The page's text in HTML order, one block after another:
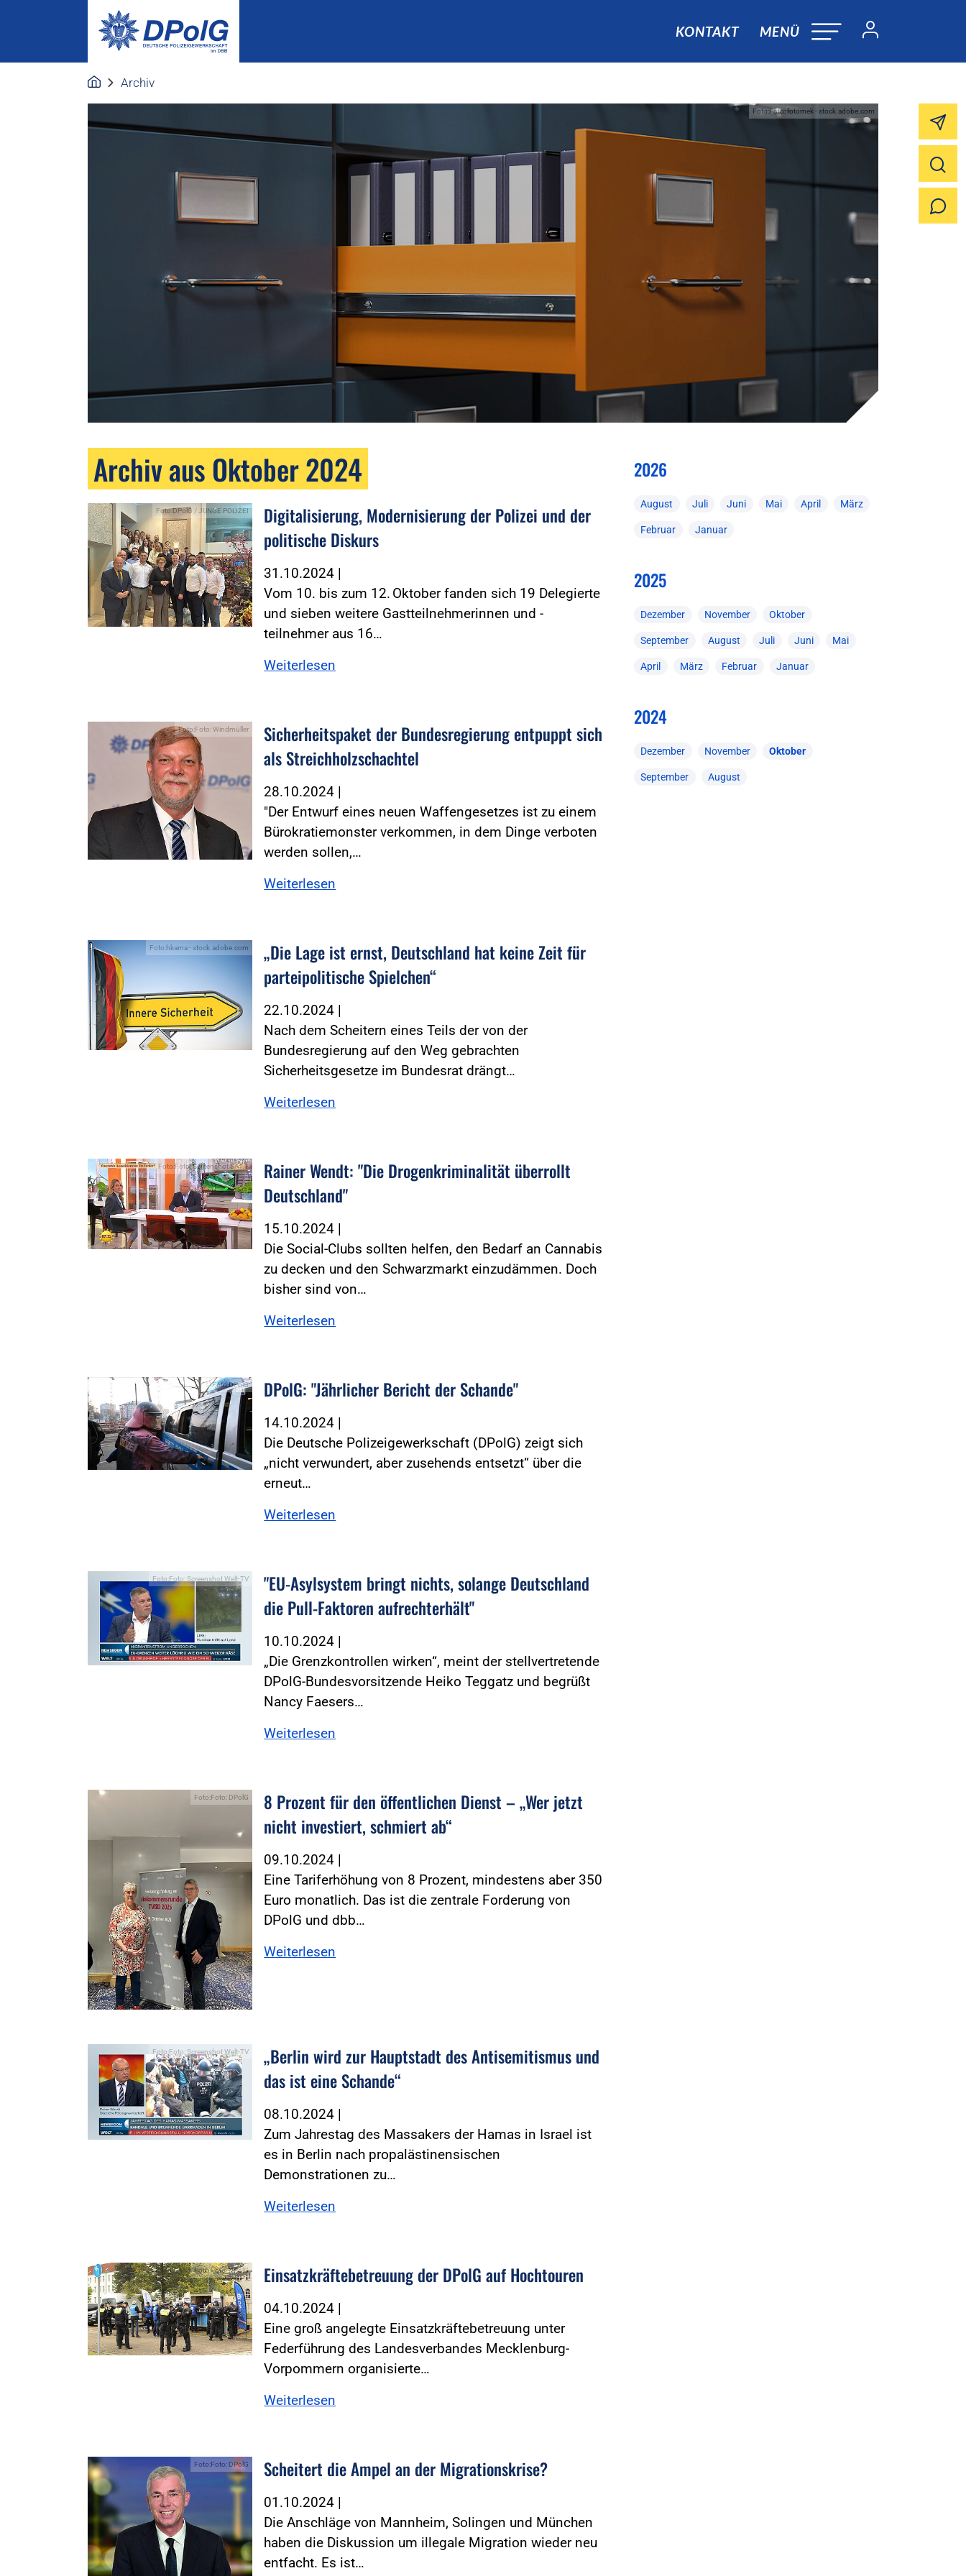
KONTAKT MENÜ
Archiv
Foto:Foto: fotomek - stock.adobe.com
Archiv aus Oktober 2024
Foto:DPolG / JUNGE POLIZEI
Digitalisierung, Modernisierung der Polizei und der
politische Diskurs
31.10.2024 |
Vom 10. bis zum 12. Oktober fanden sich 19 Delegierte
und sieben weitere Gastteilnehmerinnen und -
teilnehmer aus 16…
Weiterlesen
Foto:Foto: Windmüller
Sicherheitspaket der Bundesregierung entpuppt sich
als Streichholzschachtel
28.10.2024 |
"Der Entwurf eines neuen Waffengesetzes ist zu einem
Bürokratiemonster verkommen, in dem Dinge verboten
werden sollen,…
Weiterlesen
Foto:hkama - stock.adobe.com
„Die Lage ist ernst, Deutschland hat keine Zeit für
parteipolitische Spielchen“
22.10.2024 |
Nach dem Scheitern eines Teils der von der
Bundesregierung auf den Weg gebrachten
Sicherheitsgesetze im Bundesrat drängt…
Weiterlesen
Foto:Foto: Screenshot SAT.1
Rainer Wendt: "Die Drogenkriminalität überrollt
Deutschland"
15.10.2024 |
Die Social-Clubs sollten helfen, den Bedarf an Cannabis
zu decken und den Schwarzmarkt einzudämmen. Doch
bisher sind von…
Weiterlesen
Foto:DPolG DPolG: "Jährlicher Bericht der Schande"
14.10.2024 |
Die Deutsche Polizeigewerkschaft (DPolG) zeigt sich
„nicht verwundert, aber zusehends entsetzt“ über die
erneut…
Weiterlesen
Foto:Foto: Screenshot Welt-TV
"EU-Asylsystem bringt nichts, solange Deutschland
die Pull-Faktoren aufrechterhält"
10.10.2024 |
„Die Grenzkontrollen wirken“, meint der stellvertretende
DPolG-Bundesvorsitzende Heiko Teggatz und begrüßt
Nancy Faesers…
Weiterlesen
Foto:Foto: DPolG
8 Prozent für den öffentlichen Dienst – „Wer jetzt
nicht investiert, schmiert ab“
09.10.2024 |
Eine Tariferhöhung von 8 Prozent, mindestens aber 350
Euro monatlich. Das ist die zentrale Forderung von
DPolG und dbb…
Weiterlesen
Foto:Foto: Screenshot Welt-TV
„Berlin wird zur Hauptstadt des Antisemitismus und
das ist eine Schande“
08.10.2024 |
Zum Jahrestag des Massakers der Hamas in Israel ist
es in Berlin nach propalästinensischen
Demonstrationen zu…
Weiterlesen
Foto:Foto: DPolG Einsatzkräftebetreuung der DPolG auf Hochtouren
04.10.2024 |
Eine groß angelegte Einsatzkräftebetreuung unter
Federführung des Landesverbandes Mecklenburg-
Vorpommern organisierte…
Weiterlesen
Foto:Foto: DPolG Scheitert die Ampel an der Migrationskrise?
01.10.2024 |
Die Anschläge von Mannheim, Solingen und München
haben die Diskussion um illegale Migration wieder neu
entfacht. Es ist…
2026
August Juli Juni Mai April März
Februar Januar
2025
Dezember November Oktober
September August Juli Juni Mai
April März Februar Januar
2024
Dezember November Oktober
September August